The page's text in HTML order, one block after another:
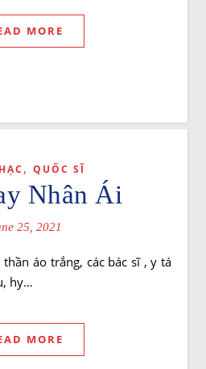
MORE
, QUỐC SĨ
Nhân Ái
25, 2021
hy…
MORE